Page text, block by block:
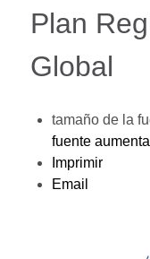
Plan
Global
tamaño de la
fuente
Imprimir
Email